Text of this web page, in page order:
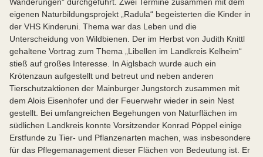
eigenen Naturbildungsprojekt „Radula“ begeisterten die Kinder in
der VHS Kinderuni. Thema war das Leben und die
Unterscheidung von Wildbienen. Der im Herbst von Judith Knittl
gehaltene Vortrag zum Thema „Libellen im Landkreis Kelheim“
stieß auf großes Interesse. In Aiglsbach wurde auch ein
Krötenzaun aufgestellt und betreut und neben anderen
Tierschutzaktionen der Mainburger Jungstorch zusammen mit
dem Alois Eisenhofer und der Feuerwehr wieder in sein Nest
gestellt. Bei umfangreichen Begehungen von Naturflächen im
südlichen Landkreis konnte Vorsitzender Konrad Pöppel einige
Erstfunde zu Tier- und Pflanzenarten machen, was insbesondere
für das Pflegemanagement dieser Flächen von Bedeutung ist. Er